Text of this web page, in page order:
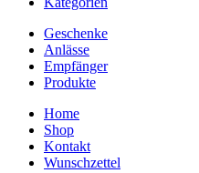
Geschenke
Anlässe
Empfänger
Produkte
Home
Shop
Kontakt
Wunschzettel